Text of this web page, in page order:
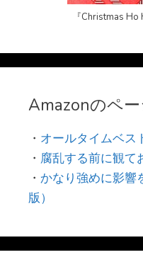
『Christmas
Amazonのペー
・ オールタイムベス
・ 腐乱する前に観て
・ かなり強めに影響
版）